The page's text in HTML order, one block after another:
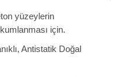
yüzeylerin
için.
Antistatik Doğal